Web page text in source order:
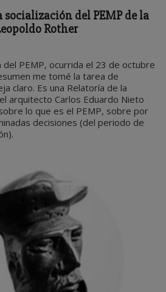
socialización del PEMP de la
Rother
del PEMP, ocurrida el 23 de octubre
me tomé la tarea de
claro. Es una Relatoría de la
arquitecto Carlos Eduardo Nieto
lo que es el PEMP, sobre por
decisiones (del periodo de